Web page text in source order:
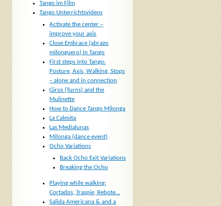
Tango im Film
Tango Unterrichtsvideos
Activate the center –
improve your axis
Close Embrace (abrazo
milonguero) in Tango
First steps into Tango:
Posture, Axis, Walking, Stops
– alone and in connection
Giros (Turns) and the
Mulinette
How to Dance Tango Milonga
La Calesita
Las Medialunas
Milonga (dance event)
Ocho Variations
Back Ocho Exit Variations
Breaking the Ocho
Playing while walking:
Cortados, Traspie, Rebote…
Salida Americana & and a